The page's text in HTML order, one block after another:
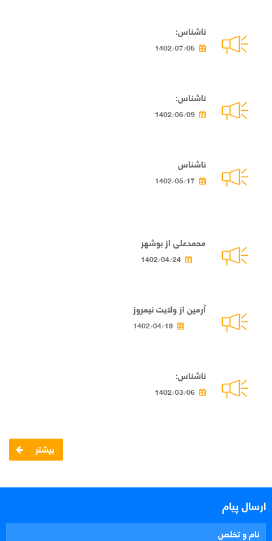
ناشناس:
1402/07/05
ناشناس:
1402/06/09
ناشناس
1402/05/17
محمدعلی از بوشهر
1402/04/24
آرمین از ولایت نیمروز
1402/04/19
ناشناس:
1402/03/06
بیشتر
ارسال پیام